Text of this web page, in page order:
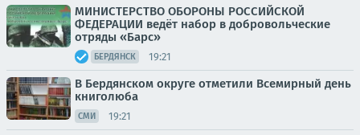
МИНИСТЕРСТВО ОБОРОНЫ РОССИЙСКОЙ
ФЕДЕРАЦИИ ведёт набор в добровольческие
отряды «Барс»
БЕРДЯНСК 19:21
В Бердянском округе отметили Всемирный день
книголюба
СМИ 19:21